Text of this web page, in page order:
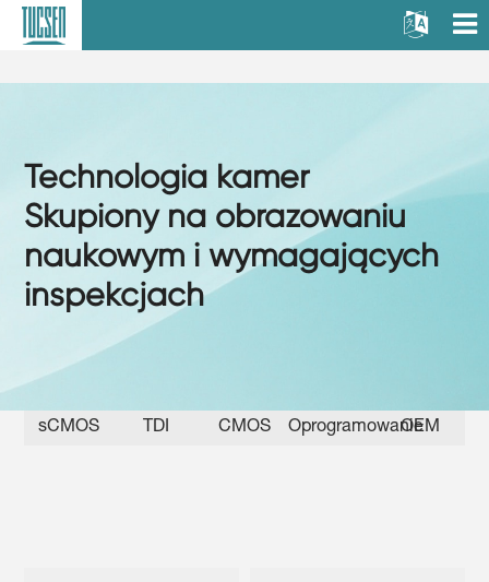
Technologia kamer
Skupiony na obrazowaniu
naukowym i wymagających
inspekcjach
sCMOS TDI CMOS Oprogramowanie
OEM